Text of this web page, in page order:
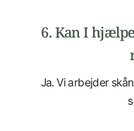
6. Kan I
Ja. Vi arbejder